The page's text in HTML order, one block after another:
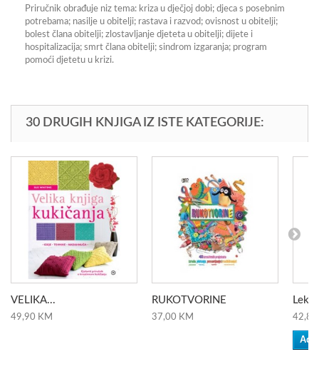
Priručnik obrađuje niz tema: kriza u dječjoj dobi; djeca s posebnim
potrebama; nasilje u obitelji; rastava i razvod; ovisnost u obitelji;
bolest člana obitelji; zlostavljanje djeteta u obitelji; dijete i
hospitalizacija; smrt člana obitelji; sindrom izgaranja; program
pomoći djetetu u krizi.
30 DRUGIH KNJIGA IZ ISTE KATEGORIJE:
VELIKA...
49,90 KM
RUKOTVORINE
37,00 KM 42,80